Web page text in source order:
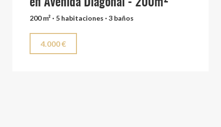
en Avenida Diagonal - 200m²
200 m² · 5 habitaciones · 3 baños
4.000 €